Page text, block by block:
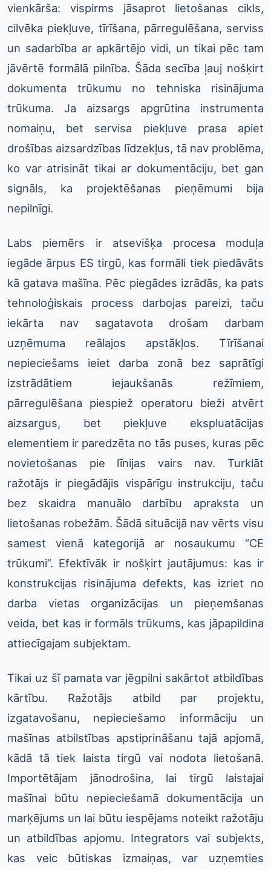
vienkārša: vispirms jāsaprot lietošanas cikls,
cilvēka piekļuve, tīrīšana, pārregulēšana, serviss
un sadarbība ar apkārtējo vidi, un tikai pēc tam
jāvērtē formālā pilnība. Šāda secība ļauj nošķirt
dokumenta trūkumu no tehniska risinājuma
trūkuma. Ja aizsargs apgrūtina instrumenta
nomaiņu, bet servisa piekļuve prasa apiet
drošības aizsardzības līdzekļus, tā nav problēma,
ko var atrisināt tikai ar dokumentāciju, bet gan
signāls, ka projektēšanas pieņēmumi bija
nepilnīgi.
Labs piemērs ir atsevišķa procesa moduļa
iegāde ārpus ES tirgū, kas formāli tiek piedāvāts
kā gatava mašīna. Pēc piegādes izrādās, ka pats
tehnoloģiskais process darbojas pareizi, taču
iekārta nav sagatavota drošam darbam
uzņēmuma reālajos apstākļos. Tīrīšanai
nepieciešams ieiet darba zonā bez saprātīgi
izstrādātiem iejaukšanās režīmiem,
pārregulēšana piespiež operatoru bieži atvērt
aizsargus, bet piekļuve ekspluatācijas
elementiem ir paredzēta no tās puses, kuras pēc
novietošanas pie līnijas vairs nav. Turklāt
ražotājs ir piegādājis vispārīgu instrukciju, taču
bez skaidra manuālo darbību apraksta un
lietošanas robežām. Šādā situācijā nav vērts visu
samest vienā kategorijā ar nosaukumu “CE
trūkumi”. Efektīvāk ir nošķirt jautājumus: kas ir
konstrukcijas risinājuma defekts, kas izriet no
darba vietas organizācijas un pieņemšanas
veida, bet kas ir formāls trūkums, kas jāpapildina
attiecīgajam subjektam.
Tikai uz šī pamata var jēgpilni sakārtot atbildības
kārtību. Ražotājs atbild par projektu,
izgatavošanu, nepieciešamo informāciju un
mašīnas atbilstības apstiprināšanu tajā apjomā,
kādā tā tiek laista tirgū vai nodota lietošanā.
Importētājam jānodrošina, lai tirgū laistajai
mašīnai būtu nepieciešamā dokumentācija un
marķējums un lai būtu iespējams noteikt ražotāju
un atbildības apjomu. Integrators vai subjekts,
kas veic būtiskas izmaiņas, var uzņemties